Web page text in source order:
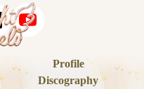
Profile
Discography